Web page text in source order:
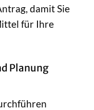
damit Sie
für Ihre
Planung